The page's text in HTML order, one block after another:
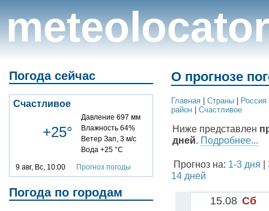
meteolocator
Погода сейчас
Счастливое
+25°
Давление 697 мм
Влажность 64%
Ветер Зап, 3 м/с
Вода +25 °C
9 авг, Вс, 10:00 Прогноз погоды
Погода по городам
О прогнозе
Главная | Cтраны | Россия
район | Счастливое
Ниже представлен
дней Подробнее...
Прогноз на: 1-3 дня |
14 дней
15.08 Сб